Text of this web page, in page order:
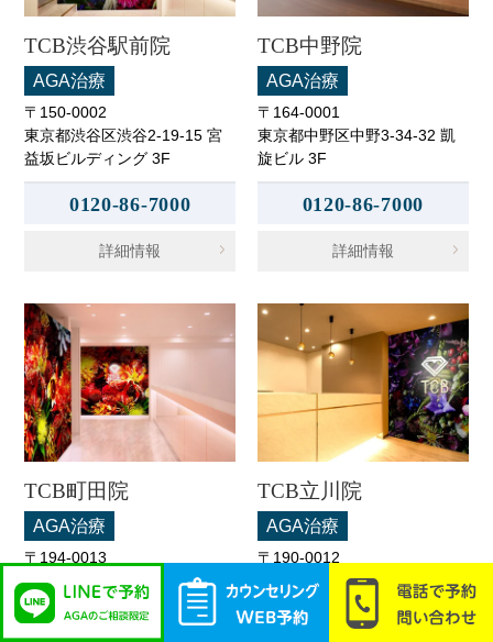
TCB渋谷駅前院
AGA治療
〒150-0002
東京都渋谷区渋谷2-19-15 宮
益坂ビルディング 3F
0120-86-7000
詳細情報
TCB中野院
AGA治療
〒164-0001
東京都中野区中野3-34-32 凱
旋ビル 3F
0120-86-7000
詳細情報
TCB町田院
AGA治療
〒194-0013
東京都町田市原町田6-3-3 町
映ビル 5F
TCB立川院
AGA治療
〒190-0012
東京都立川市曙町2-11-2 フロ
ム中武 6F